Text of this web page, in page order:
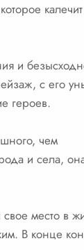
калечит
и
с его
героев.
чем
и села,
свое место в
В конце